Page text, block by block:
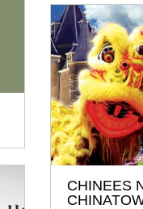
CHINEES